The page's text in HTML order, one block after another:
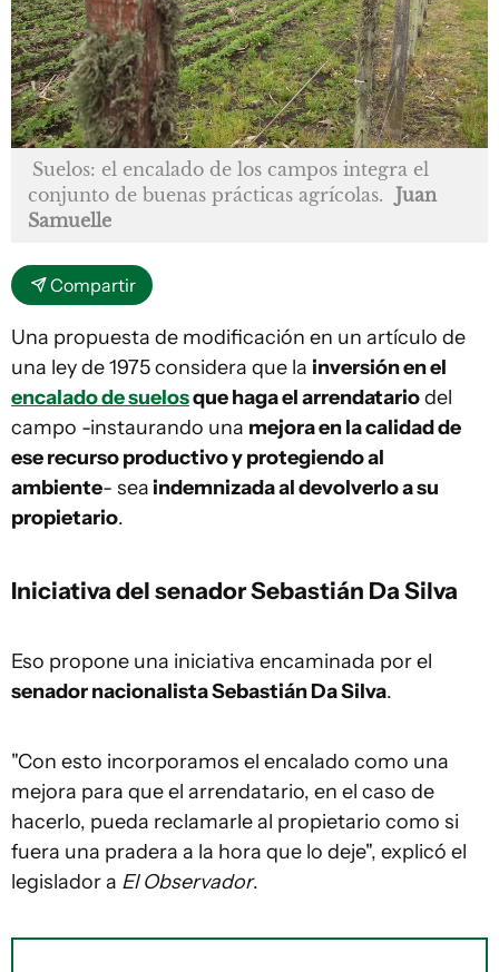
Suelos: el encalado de los campos integra el
conjunto de buenas prácticas agrícolas. Juan
Samuelle
Compartir
Una propuesta de modificación en un artículo de
una ley de 1975 considera que la inversión en el
encalado de suelosque haga el arrendatariodel
campo -instaurando una mejora en la calidad de
ese recurso productivo y protegiendo al
ambiente- sea indemnizada al devolverlo a su
propietario.
Iniciativa del senador Sebastián Da Silva
Eso propone una iniciativa encaminada por el
senador nacionalista Sebastián Da Silva.
"Con esto incorporamos el encalado como una
mejora para que el arrendatario, en el caso de
hacerlo, pueda reclamarle al propietario como si
fuera una pradera a la hora que lo deje", explicó el
legislador a El Observador.